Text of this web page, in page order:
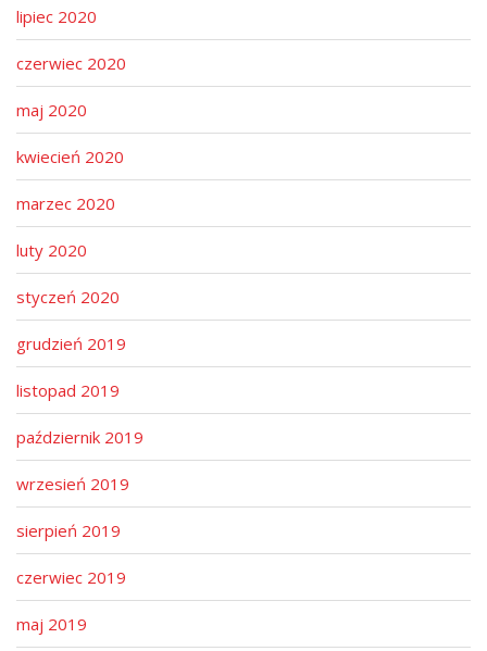
lipiec 2020
czerwiec 2020
maj 2020
kwiecień 2020
marzec 2020
luty 2020
styczeń 2020
grudzień 2019
listopad 2019
październik 2019
wrzesień 2019
sierpień 2019
czerwiec 2019
maj 2019